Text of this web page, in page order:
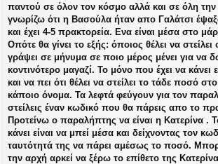
παντού σε όλον τον κόσμο αλλά και σε όλη
γνωρίζω ότι η Βασούλα ήταν απο Γαλάτσι
και έχει 4-5 πρακτορεία. Ενα είναι μέσα στο
Οπότε θα γίνει το εξής: όποιος θέλει να
γράψει σε μήνυμα σε ποιο μέρος μένει για να
κοντινότερο μαγαζί. Το μόνο που έχει να κάνει
και να πει ότι θέλει να στείλει το τάδε ποσό
κάποιο όνομα. Τα λεφτά φεύγουν για τον
στείλεις έναν κωδικό που θα πάρεις απο το
Προτείνω ο παραλήπτης να είναι η Κατερίνα .
κάνει είναι να μπεί μέσα και δείχνοντας τον
ταυτότητά της να πάρει αμέσως το ποσό.
την αρχή αρκεί να ξέρω το επίθετο της